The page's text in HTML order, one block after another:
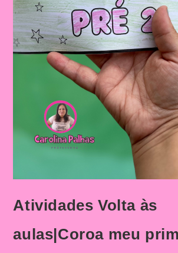
Atividades Volta às
aulas|Coroa meu